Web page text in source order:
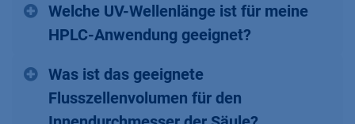
Welche UV-Wellenlänge ist für meine
HPLC-Anwendung geeignet?
Was ist das geeignete
Flusszellenvolumen für den